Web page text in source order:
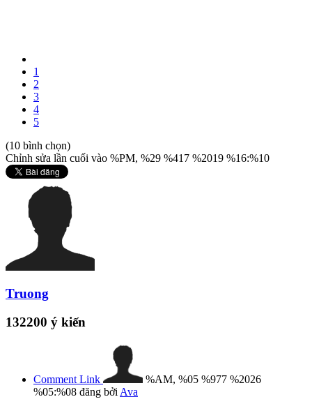
1
2
3
4
5
(10 bình chọn)
Chỉnh sửa lần cuối vào %PM, %29 %417 %2019 %16:%10
Truong
132200 ý kiến
Comment Link
%AM, %05 %977 %2026
%05:%08 đăng bởi Ava